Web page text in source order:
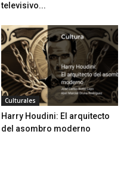
televisivo...
Culturales
Harry Houdini: El arquitecto
del asombro moderno